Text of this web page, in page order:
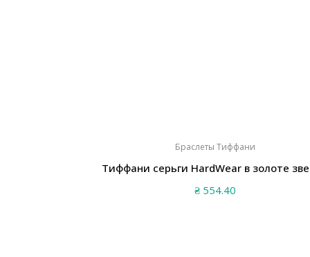
Браслеты Тиффани
Тиффани серьги HardWear в золоте
₴554.40